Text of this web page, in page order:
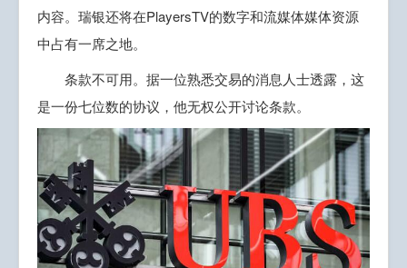
内容。瑞银还将在PlayersTV的数字和流媒体媒体资源
中占有一席之地。
条款不可用。据一位熟悉交易的消息人士透露，这
是一份七位数的协议，他无权公开讨论条款。